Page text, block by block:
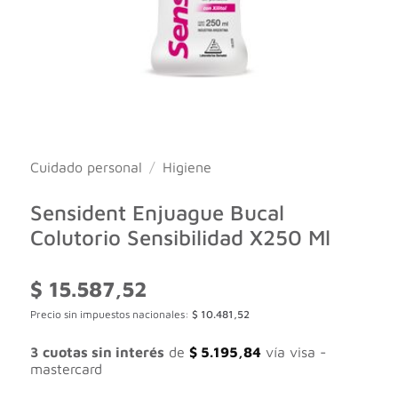
Cuidado personal / Higiene
Sensident Enjuague Bucal
Colutorio Sensibilidad X250 Ml
$ 15.587,52
Precio sin impuestos nacionales: $ 10.481,52
3 cuotas sin interés de $5.195,84vía visa -
mastercard